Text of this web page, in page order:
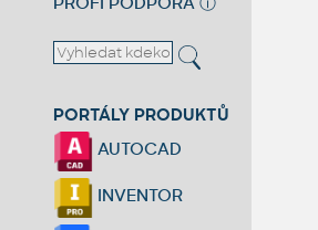
PORTÁLY PRODUKTŮ
AUTOCAD
INVENTOR